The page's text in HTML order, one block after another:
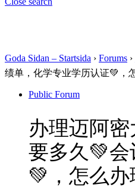
Goda Sidan – Startsida › Forums ›
绩单，化学专业学历认证💚，
Public Forum
办理迈阿
要多久💚
💚，怎么